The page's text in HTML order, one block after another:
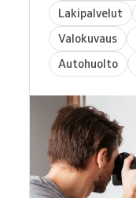
Lakipalvelut
Valokuvaus
Autohuolto